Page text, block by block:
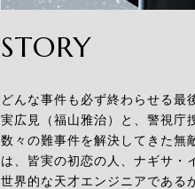
STORY
どんな事件も必ず終わらせる最
実広見（福山雅治）と、警視庁
数々の難事件を解決してきた無
は、皆実の初恋の人、ナギサ・
世界的な天才エンジニアである